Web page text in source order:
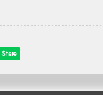
Share